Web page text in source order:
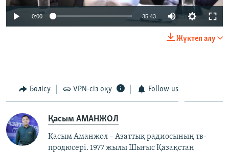
0:00 35:43
Жүктеп алу
Бөлісу VPN-сіз оқу Follow us
Қасым АМАНЖОЛ
Қасым Аманжол – Азаттық радиосының тв-
продюсері. 1977 жылы Шығыс Қазақстан